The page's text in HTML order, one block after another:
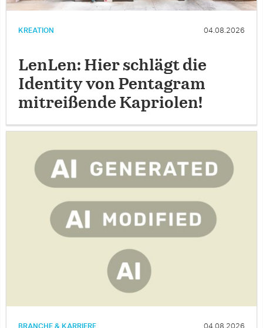
KREATION 04.08.2026
LenLen: Hier schlägt die
Identity von Pentagram
mitreißende Kapriolen!
BRANCHE & KARRIERE 04.08.2026